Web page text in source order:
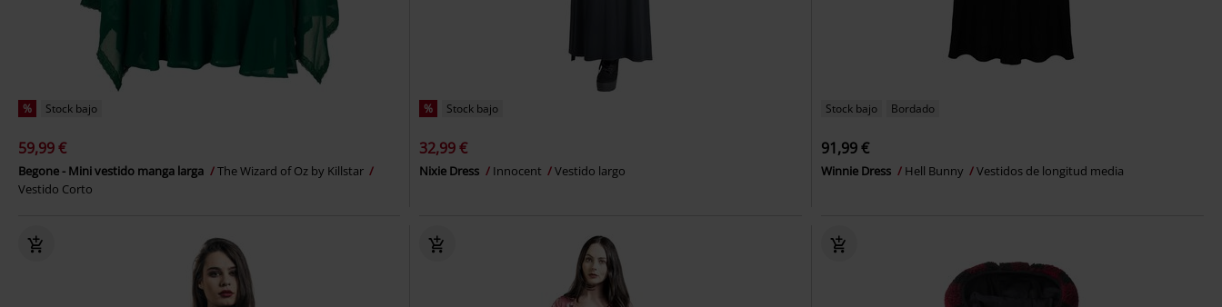
% Stock bajo
59,99 €
Begone - Mini vestido manga larga
The Wizard of Oz by Killstar
Vestido Corto
% Stock bajo
32,99 €
Nixie Dress Innocent Vestido largo
Stock bajo Bordado
91,99 €
Winnie Dress Hell Bunny Vestidos de longitud media